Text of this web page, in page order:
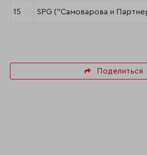
15 SPG ("Самоварова и
Поделиться